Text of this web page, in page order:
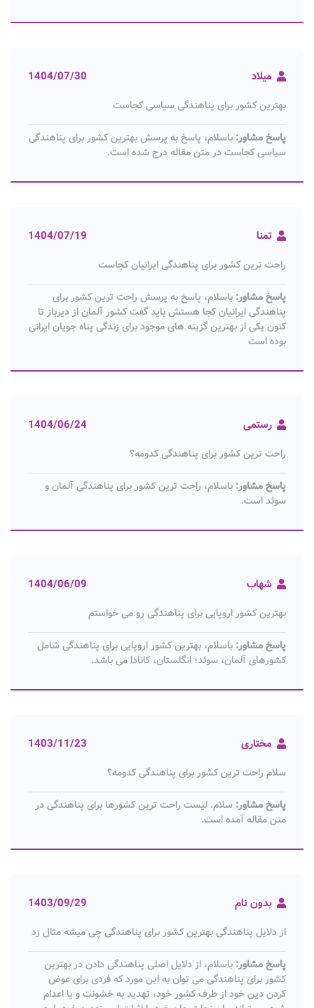
میلاد 1404/07/30
بهترین کشور برای پناهندگی سیاسی کجاست
پاسخ مشاور: باسلام، پاسخ به پرسش بهترین کشور برای پناهندگی
سیاسی کجاست در متن مقاله درج شده است.
تمنا 1404/07/19
راحت ترین کشور برای پناهندگی ایرانیان کجاست
پاسخ مشاور: باسلام، پاسخ به پرسش راحت ترین کشور برای
پناهندگی ایرانیان کجا هستش باید گفت کشور آلمان از دیرباز تا
کنون یکی از بهترین گزینه های موجود برای زندگی پناه جویان ایرانی
بوده است
رستمی 1404/06/24
راحت ترین کشور برای پناهندگی کدومه؟
پاسخ مشاور: باسلام، راحت ترین کشور برای پناهندگی آلمان و
سوئد است.
شهاب 1404/06/09
بهترین کشور اروپایی برای پناهندگی رو می خواستم
پاسخ مشاور: باسلام، بهترین کشور اروپایی برای پناهندگی شامل
کشورهای آلمان، سوئد؛ انگلستان، کانادا می باشد.
مختاری 1403/11/23
سلام راحت ترین کشور برای پناهندگی کدومه؟
پاسخ مشاور: سلام. لیست راحت ترین کشورها برای پناهندگی در
متن مقاله آمده است.
بدون نام 1403/09/29
از دلایل پناهندگی بهترین کشور برای پناهندگی چی میشه مثال زد
پاسخ مشاور: باسلام، از دلایل اصلی پناهندگی دادن در بهترین
کشور برای پناهندگی می توان به این مورد که فردی برای عوض
کردن دین خود از طرف کشور خود، تهدید به خشونت و یا اعدام